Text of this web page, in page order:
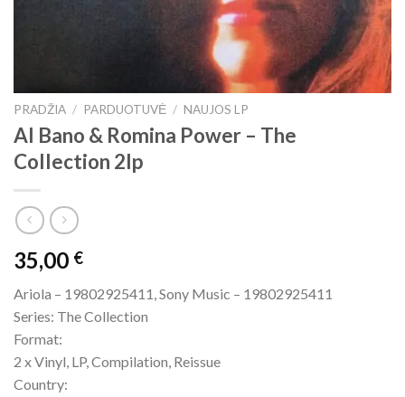
PRADŽIA / PARDUOTUVĖ / NAUJOS LP
Al Bano & Romina Power – The
Collection 2lp
35,00 €
Ariola – 19802925411, Sony Music – 19802925411
Series: The Collection
Format:
2 x Vinyl, LP, Compilation, Reissue
Country: